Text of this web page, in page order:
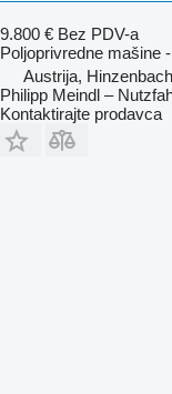
9.800 € Bez PDV-a
Poljoprivredne mašine
Austrija, Hinzenbach
Philipp Meindl –
Kontaktirajte prodavca